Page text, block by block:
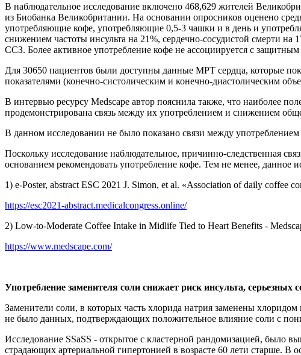
В наблюдательное исследование включено 468,629 жителей
из Биобанка Великобритании. На основании опросников оценено
употребляющие кофе, употребляющие 0,5-3 чашки и в день и
снижением частоты инсульта на 21%, сердечно-сосудистой смерти
ССЗ. Более активное употребление кофе не ассоциируется с
Для 30650 пациентов были доступны данные МРТ сердца, которые
показателями (конечно-систолическим и конечно-диастолическим
В интервью ресурсу Medscape автор пояснила также, что наиболее
продемонстрирована связь между их употреблением и снижением
В данном исследовании не было показано связи между
Поскольку исследование наблюдательное, причинно-следственная
основанием рекомендовать употребление кофе. Тем не менее, данное
1) e-Poster, abstract ESC 2021 J. Simon, et al. «Association of daily coffee
https://esc2021-abstract.medicalcongress.online/
2) Low-to-Moderate Coffee Intake in Midlife Tied to Heart Benefits -
https://www.medscape.com/
Употребление заменителя соли снижает риск инсульта, серьезных
Заменители соли, в которых часть хлорида натрия заменены
не было данных, подтверждающих положительное влияние соли с
Исследование SSaSS - открытое c кластерной рандомизацией, было
страдающих артериальной гипертонией в возрасте 60 лети старше. В